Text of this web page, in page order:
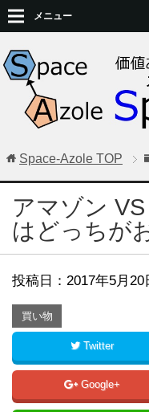
メニュー
Space-Azole TOP
アマゾン
はどっちが
投稿日： 2017年5月20
買い物
Twitter
Google+